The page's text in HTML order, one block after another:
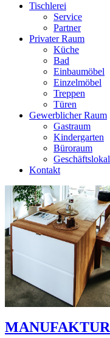
Tischlerei
Service
Partner
Privater Raum
Küche
Bad
Einbaumöbel
Einzelmöbel
Treppen
Türen
Gewerblicher Raum
Gastraum
Kindergarten
Büroraum
Geschäftslokal
Kontakt
MANUFAKTUR